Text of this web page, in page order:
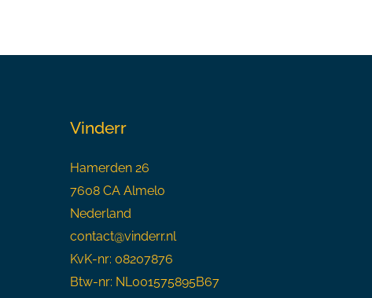
Vinderr
Hamerden 26
7608 CA Almelo
Nederland
contact@vinderr.nl
KvK-nr: 08207876
Btw-nr: NL001575895B67